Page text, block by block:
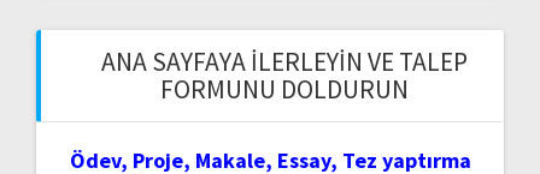
ANA SAYFAYA İLERLEYIN VE TALEP
FORMUNU DOLDURUN
Ödev, Proje, Makale, Essay, Tez yaptırma